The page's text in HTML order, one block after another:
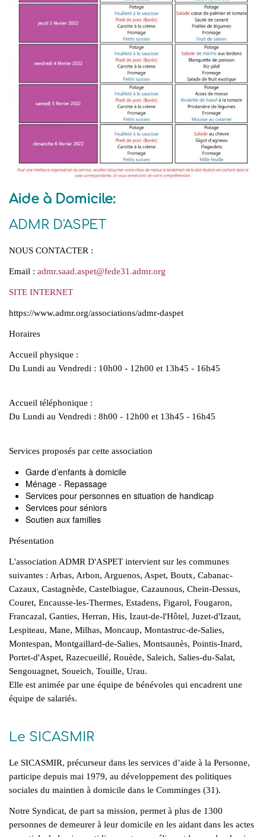
Aide à Domicile:
ADMR D'ASPET
NOUS CONTACTER :
Email : admr.saad.aspet@fede31.admr.org
SITE INTERNET
https://www.admr.org/associations/admr-daspet
Horaires
Accueil physique :
Du Lundi au Vendredi : 10h00 - 12h00 et 13h45 - 16h45
Accueil téléphonique :
Du Lundi au Vendredi : 8h00 - 12h00 et 13h45 - 16h45
Services proposés par cette association
Garde d’enfants à domicile
Ménage - Repassage
Services pour personnes en situation de handicap
Services pour séniors
Soutien aux familles
Présentation
L'association ADMR D'ASPET intervient sur les communes
suivantes : Arbas, Arbon, Arguenos, Aspet, Boutx, Cabanac-
Cazaux, Castagnède, Castelbiague, Cazaunous, Chein-Dessus,
Couret, Encausse-les-Thermes, Estadens, Figarol, Fougaron,
Francazal, Ganties, Herran, His, Izaut-de-l'Hôtel, Juzet-d'Izaut,
Lespiteau, Mane, Milhas, Moncaup, Montastruc-de-Salies,
Montespan, Montgaillard-de-Salies, Montsaunès, Pointis-Inard,
Portet-d'Aspet, Razecueillé, Rouède, Saleich, Salies-du-Salat,
Sengouagnet, Soueich, Touille, Urau.
Elle est animée par une équipe de bénévoles qui encadrent une
équipe de salariés.
Le SICASMIR
Le SICASMIR, précurseur dans les services d’aide à la Personne,
participe depuis mai 1979, au développement des politiques
sociales du maintien à domicile dans le Comminges (31).
Notre Syndicat, de part sa mission, permet à plus de 1300
personnes de demeurer à leur domicile en les aidant dans les actes